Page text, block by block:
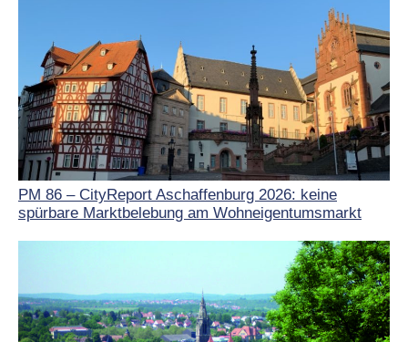
PM 86 – CityReport Aschaffenburg 2026: keine
spürbare Marktbelebung am Wohneigentumsmarkt